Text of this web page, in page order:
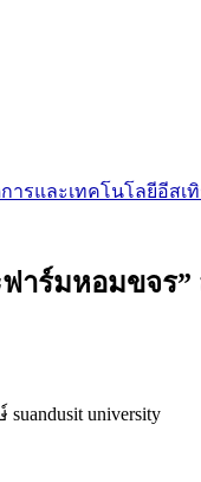
ารและเทคโนโลยีอีสเ
ร์มหอมขจร
suandusit university